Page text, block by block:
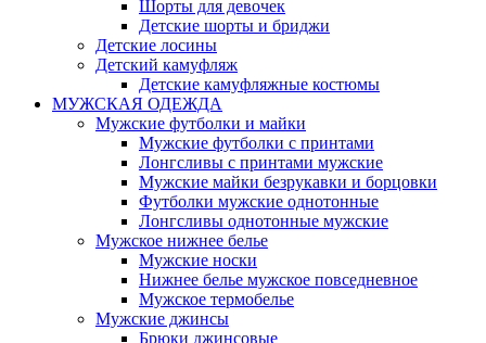
Шорты для девочек
Детские шорты и бриджи
Детские лосины
Детский камуфляж
Детские камуфляжные костюмы
МУЖСКАЯ ОДЕЖДА
Мужские футболки и майки
Мужские футболки с принтами
Лонгсливы с принтами мужские
Мужские майки безрукавки и борцовки
Футболки мужские однотонные
Лонгсливы однотонные мужские
Мужское нижнее белье
Мужские носки
Нижнее белье мужское повседневное
Мужское термобелье
Мужские джинсы
Брюки джинсовые